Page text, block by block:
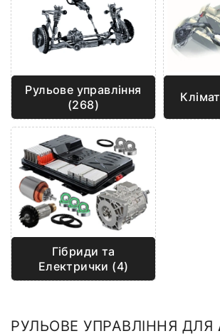
Рульове управління
(268)
Гібриди та
Електрички (4)
РУЛЬОВЕ УПРАВЛІННЯ ДЛЯ